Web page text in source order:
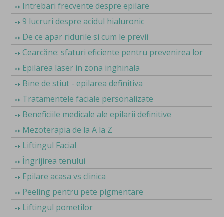
Intrebari frecvente despre epilare
9 lucruri despre acidul hialuronic
De ce apar ridurile si cum le previi
Cearcăne: sfaturi eficiente pentru prevenirea lor
Epilarea laser in zona inghinala
Bine de stiut - epilarea definitiva
Tratamentele faciale personalizate
Beneficiile medicale ale epilarii definitive
Mezoterapia de la A la Z
Liftingul Facial
Îngrijirea tenului
Epilare acasa vs clinica
Peeling pentru pete pigmentare
Liftingul pometilor